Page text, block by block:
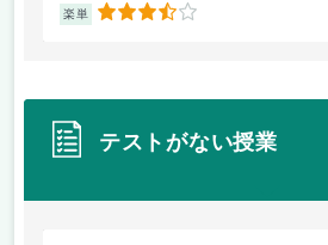
楽単 3.5
テストがない授業